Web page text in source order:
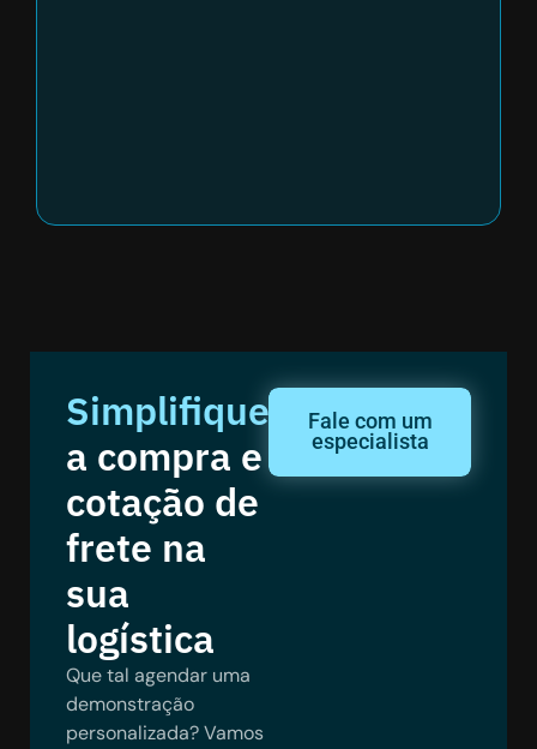
Simplifique
a compra e
cotação de
frete na
sua
logística
Que tal agendar uma
demonstração
personalizada? Vamos
Fale com um
especialista